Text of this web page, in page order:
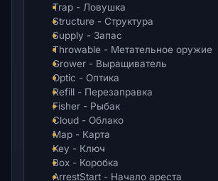
Trap - Ловушка
Structure - Структура
Supply - Запас
Throwable - Метательное оружие
Grower - Выращиватель
Optic - Оптика
Refill - Перезаправка
Fisher - Рыбак
Cloud - Облако
Map - Карта
Key - Ключ
Box - Коробка
ArrestStart - Начало ареста